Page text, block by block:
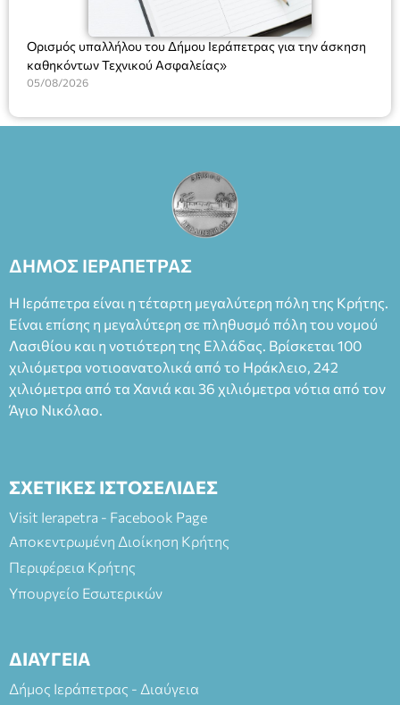
Ορισμός υπαλλήλου του Δήμου Ιεράπετρας για την άσκηση
καθηκόντων Τεχνικού Ασφαλείας»
05/08/2026
ΔΗΜΟΣ ΙΕΡΑΠΕΤΡΑΣ
Η Ιεράπετρα είναι η τέταρτη μεγαλύτερη πόλη της Κρήτης.
Είναι επίσης η μεγαλύτερη σε πληθυσμό πόλη του νομού
Λασιθίου και η νοτιότερη της Ελλάδας. Βρίσκεται 100
χιλιόμετρα νοτιοανατολικά από το Ηράκλειο, 242
χιλιόμετρα από τα Χανιά και 36 χιλιόμετρα νότια από τον
Άγιο Νικόλαο.
ΣΧΕΤΙΚΕΣ ΙΣΤΟΣΕΛΙΔΕΣ
Visit Ierapetra - Facebook Page
Αποκεντρωμένη Διοίκηση Κρήτης
Περιφέρεια Κρήτης
Υπουργείο Εσωτερικών
ΔΙΑΥΓΕΙΑ
Δήμος Ιεράπετρας - Διαύγεια